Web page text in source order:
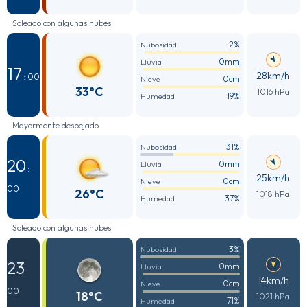
Soleado con algunas nubes
17 : 00
33°C
Nubosidad 2%
Lluvia 0mm
Nieve 0cm
Humedad 19%
28km/h
1016 hPa
Mayormente despejado
20 :
00
26°C
Nubosidad 31%
Lluvia 0mm
Nieve 0cm
Humedad 37%
25km/h
1018 hPa
Soleado con algunas nubes
23 :
00
18°C
Nubosidad 3%
Lluvia 0mm
Nieve 0cm
Humedad 71%
14km/h
1021 hPa